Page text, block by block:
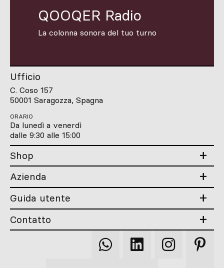
QOOQER Radio
La colonna sonora del tuo turno
Ufficio
C. Coso 157
50001 Saragozza, Spagna
ORARIO
Da lunedì a venerdì
dalle 9:30 alle 15:00
Shop
Azienda
Guida utente
Contatto
Qooqer
WhatsApp
Qooqer
Linkedin
Qooqer
Instagram
Qooqer